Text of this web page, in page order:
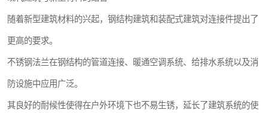
随着新型建筑材料的兴起，钢结构建筑和装配式建筑对连接件提出了
更高的要求。
不锈钢法兰在钢结构的管道连接、暖通空调系统、给排水系统以及消
防设施中应用广泛。
其良好的耐候性使得在户外环境下也不易生锈，延长了建筑系统的使